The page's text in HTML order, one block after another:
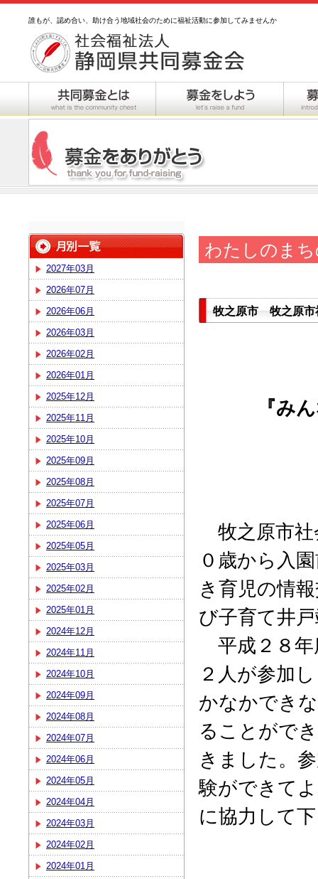
誰もが、認め合い、助け合う地域社会のために福祉活動に参加してみませんか
2027年03月
2026年07月
2026年06月
2026年03月
2026年02月
2026年01月
2025年12月
2025年11月
2025年10月
2025年09月
2025年08月
2025年07月
2025年06月
2025年05月
2025年03月
2025年02月
2025年01月
2024年12月
2024年11月
2024年10月
2024年09月
2024年08月
2024年07月
2024年06月
2024年05月
2024年04月
2024年03月
2024年02月
2024年01月
わたしのま
牧之原市 牧之原市
『み
牧之原市社
０歳から入
き育児の情
び子育て井
平成２８年
２人が参加
かなかでき
ることがで
きました。
験ができて
に協力して